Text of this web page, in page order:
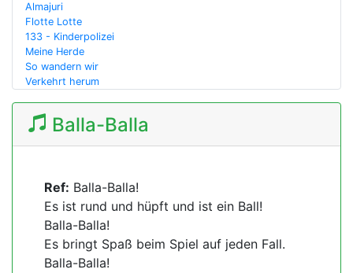
Almajuri
Flotte Lotte
133 - Kinderpolizei
Meine Herde
So wandern wir
Verkehrt herum
Balla-Balla
Ref: Balla-Balla!
Es ist rund und hüpft und ist ein Ball!
Balla-Balla!
Es bringt Spaß beim Spiel auf jeden Fall.
Balla-Balla!